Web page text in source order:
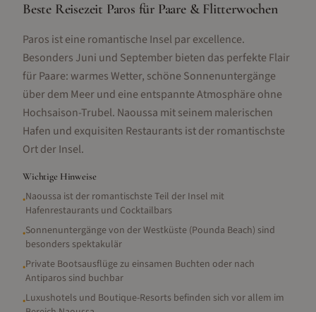
Beste Reisezeit Paros für Paare & Flitterwochen
Paros ist eine romantische Insel par excellence.
Besonders Juni und September bieten das perfekte Flair
für Paare: warmes Wetter, schöne Sonnenuntergänge
über dem Meer und eine entspannte Atmosphäre ohne
Hochsaison-Trubel. Naoussa mit seinem malerischen
Hafen und exquisiten Restaurants ist der romantischste
Ort der Insel.
Wichtige Hinweise
•Naoussa ist der romantischste Teil der Insel mit
Hafenrestaurants und Cocktailbars
•Sonnenuntergänge von der Westküste (Pounda Beach) sind
besonders spektakulär
•Private Bootsausflüge zu einsamen Buchten oder nach
Antiparos sind buchbar
•Luxushotels und Boutique-Resorts befinden sich vor allem im